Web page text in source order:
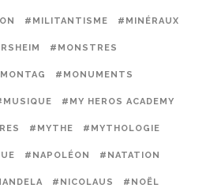
#MILITANTISME #MINÉRAUX
#MONSTRES
#MONUMENTS
#MY HEROS ACADEMY
#MYTHE #MYTHOLOGIE
#NAPOLÉON #NATATION
#NICOLAUS #NOËL